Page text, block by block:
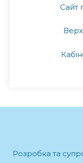
Сайт
Розробка та